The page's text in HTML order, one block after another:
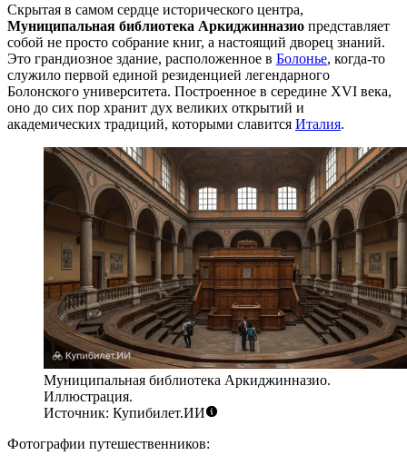
Скрытая в самом сердце исторического центра,
Муниципальная библиотека Аркиджинназио представляет
собой не просто собрание книг, а настоящий дворец знаний.
Это грандиозное здание, расположенное в Болонье, когда-то
служило первой единой резиденцией легендарного
Болонского университета. Построенное в середине XVI века,
оно до сих пор хранит дух великих открытий и
академических традиций, которыми славится Италия.
Муниципальная библиотека Аркиджинназио.
Иллюстрация.
Источник: Купибилет.ИИ
Фотографии путешественников: